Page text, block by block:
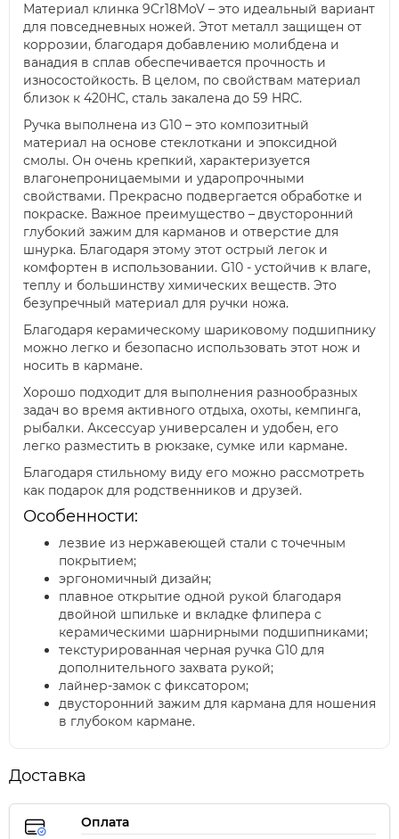
Материал клинка 9Cr18MoV – это идеальный вариант
для повседневных ножей. Этот металл защищен от
коррозии, благодаря добавлению молибдена и
ванадия в сплав обеспечивается прочность и
износостойкость. В целом, по свойствам материал
близок к 420HC, сталь закалена до 59 HRC.
Ручка выполнена из G10 – это композитный
материал на основе стеклоткани и эпоксидной
смолы. Он очень крепкий, характеризуется
влагонепроницаемыми и ударопрочными
свойствами. Прекрасно подвергается обработке и
покраске. Важное преимущество – двусторонний
глубокий зажим для карманов и отверстие для
шнурка. Благодаря этому этот острый легок и
комфортен в использовании. G10 - устойчив к влаге,
теплу и большинству химических веществ. Это
безупречный материал для ручки ножа.
Благодаря керамическому шариковому подшипнику
можно легко и безопасно использовать этот нож и
носить в кармане.
Хорошо подходит для выполнения разнообразных
задач во время активного отдыха, охоты, кемпинга,
рыбалки. Аксессуар универсален и удобен, его
легко разместить в рюкзаке, сумке или кармане.
Благодаря стильному виду его можно рассмотреть
как подарок для родственников и друзей.
Особенности:
лезвие из нержавеющей стали с точечным
покрытием;
эргономичный дизайн;
плавное открытие одной рукой благодаря
двойной шпильке и вкладке флипера с
керамическими шарнирными подшипниками;
текстурированная черная ручка G10 для
дополнительного захвата рукой;
лайнер-замок с фиксатором;
двусторонний зажим для кармана для ношения
в глубоком кармане.
Доставка
Оплата